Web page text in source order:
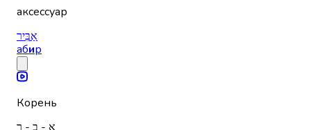
аксессуар
אַבִּיר
абир
Корень